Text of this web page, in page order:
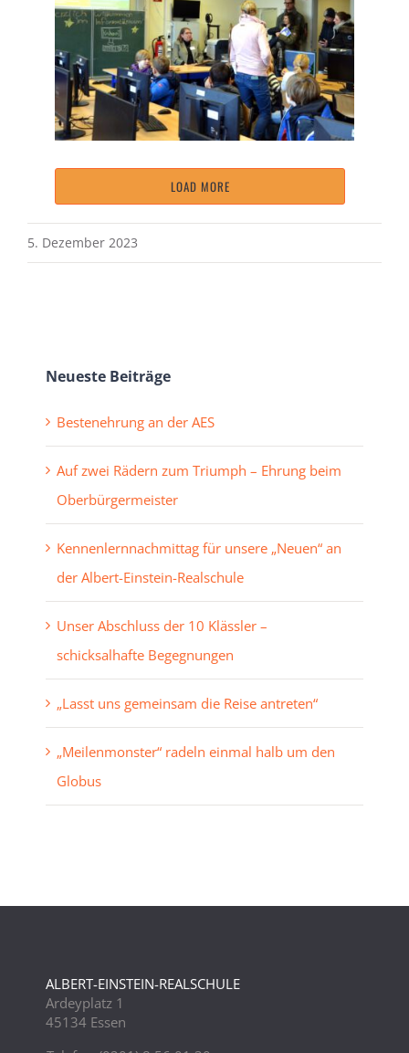
LOAD MORE
5. Dezember 2023
Neueste Beiträge
Bestenehrung an der AES
Auf zwei Rädern zum Triumph – Ehrung beim
Oberbürgermeister
Kennenlernnachmittag für unsere „Neuen“ an
der Albert-Einstein-Realschule
Unser Abschluss der 10 Klässler –
schicksalhafte Begegnungen
„Lasst uns gemeinsam die Reise antreten“
„Meilenmonster“ radeln einmal halb um den
Globus
ALBERT-EINSTEIN-REALSCHULE
Ardeyplatz 1
45134 Essen